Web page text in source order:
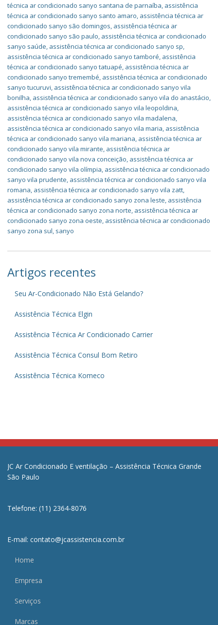
técnica ar condicionado sanyo santana de parnaíba, assistência
técnica ar condicionado sanyo santo amaro, assistência técnica ar
condicionado sanyo são domingos, assistência técnica ar
condicionado sanyo são paulo, assistência técnica ar condicionado
sanyo saúde, assistência técnica ar condicionado sanyo sp,
assistência técnica ar condicionado sanyo tamboré, assistência
técnica ar condicionado sanyo tatuapé, assistência técnica ar
condicionado sanyo tremembé, assistência técnica ar condicionado
sanyo tucuruvi, assistência técnica ar condicionado sanyo vila
bonilha, assistência técnica ar condicionado sanyo vila do anastácio,
assistência técnica ar condicionado sanyo vila leopoldina,
assistência técnica ar condicionado sanyo vila madalena,
assistência técnica ar condicionado sanyo vila maria, assistência
técnica ar condicionado sanyo vila mariana, assistência técnica ar
condicionado sanyo vila mirante, assistência técnica ar
condicionado sanyo vila nova conceição, assistência técnica ar
condicionado sanyo vila olímpia, assistência técnica ar condicionado
sanyo vila prudente, assistência técnica ar condicionado sanyo vila
romana, assistência técnica ar condicionado sanyo vila zatt,
assistência técnica ar condicionado sanyo zona leste, assistência
técnica ar condicionado sanyo zona norte, assistência técnica ar
condicionado sanyo zona oeste, assistência técnica ar condicionado
sanyo zona sul, sanyo
Artigos recentes
Seu Ar-Condicionado Não Está Gelando?
Assistência Técnica Elgin
Assistência Técnica Ar Condicionado Carrier
Assistência Técnica Consul Bom Retiro
Assistência Técnica Komeco
JC Ar Condicionado E ventilação – Assistência Técnica Grande
São Paulo
Telefone: (11) 2364-8076
E-mail: contato@jcassistencia.com.br
Home
Empresa
Serviços
Marcas